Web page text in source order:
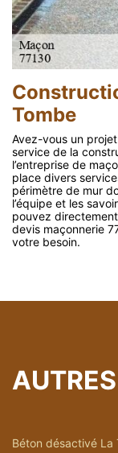
Tombe
Avez-vous un
service de la
l’entreprise de
place divers
périmètre de mur
l’équipe et les
pouvez
devis maçonnerie
votre besoin.
Béton désactivé La